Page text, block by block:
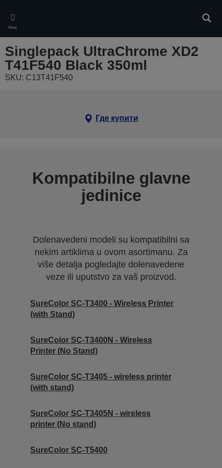
main
content
Meni
Singlepack UltraChrome XD2
T41F540 Black 350ml
SKU: C13T41F540
Где купити
Kompatibilne glavne
jedinice
Dolenavedeni modeli su kompatibilni sa
nekim artiklima u ovom asortimanu. Za
više detalja pogledajte dolenavedene
veze ili uputstvo za vaš proizvod.
SureColor SC-T3400 - Wireless Printer
(with Stand)
SureColor SC-T3400N - Wireless
Printer (No Stand)
SureColor SC-T3405 - wireless printer
(with stand)
SureColor SC-T3405N - wireless
printer (No stand)
SureColor SC-T5400